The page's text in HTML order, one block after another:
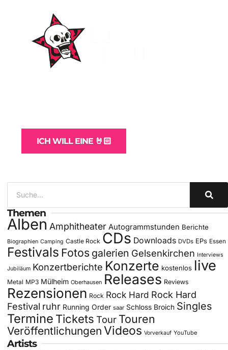
ICH WILL EINE 🤘🏻
Themen
Alben Amphitheater Autogrammstunden Berichte
Biographien Camping Castle Rock CDs Downloads DVDs EPs Essen
Festivals Fotos galerien Gelsenkirchen Interviews
Jubiläum Konzertberichte Konzerte kostenlos live
Metal MP3 Mülheim Oberhausen Releases Reviews
Rezensionen Rock Rock Hard Rock Hard
Festival ruhr Running Order saar Schloss Broich Singles
Termine Tickets Tour Touren
Veröffentlichungen Videos Vorverkauf YouTube
Artists